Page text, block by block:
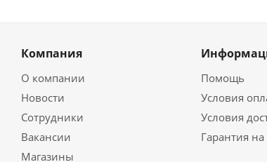
Компания
О компании
Новости
Сотрудники
Вакансии
Магазины
Помощь
Условия
Условия
Гарантия на